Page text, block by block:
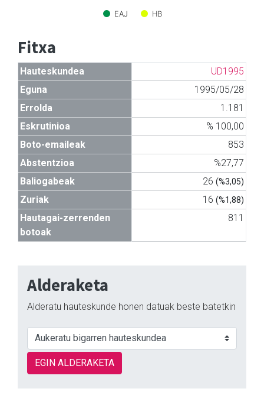
EAJ HB
Fitxa
Hauteskundea
UD1995
Eguna
1995/05/28
Errolda
1.181
Eskrutinioa
% 100,00
Boto-emaileak
853
Abstentzioa
%27,77
Baliogabeak
26 (%3,05)
Zuriak 16 (%1,88)
Hautagai-zerrenden
botoak
811
Alderaketa
Alderatu hauteskunde honen datuak beste batetkin
EGIN ALDERAKETA